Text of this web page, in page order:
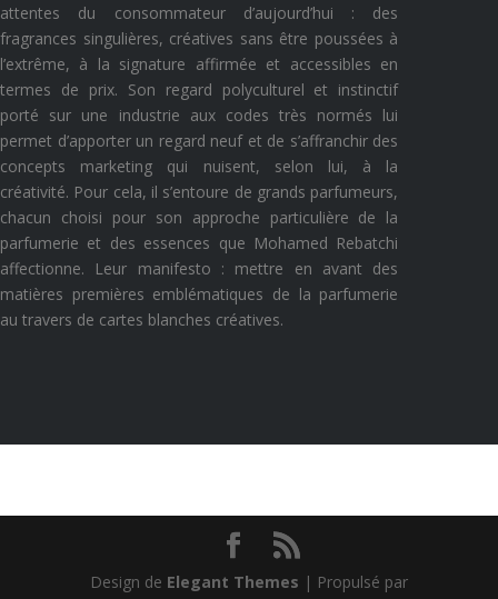
attentes du consommateur d’aujourd’hui : des
fragrances singulières, créatives sans être poussées à
l’extrême, à la signature affirmée et accessibles en
termes de prix. Son regard polyculturel et instinctif
porté sur une industrie aux codes très normés lui
permet d’apporter un regard neuf et de s’affranchir des
concepts marketing qui nuisent, selon lui, à la
créativité. Pour cela, il s’entoure de grands parfumeurs,
chacun choisi pour son approche particulière de la
parfumerie et des essences que Mohamed Rebatchi
affectionne. Leur manifesto : mettre en avant des
matières premières emblématiques de la parfumerie
au travers de cartes blanches créatives.
Design de Elegant Themes | Propulsé par